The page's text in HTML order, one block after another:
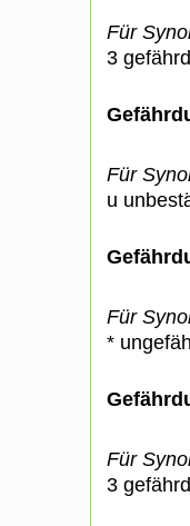
Für
3
Für
u
Für
*
Für
3